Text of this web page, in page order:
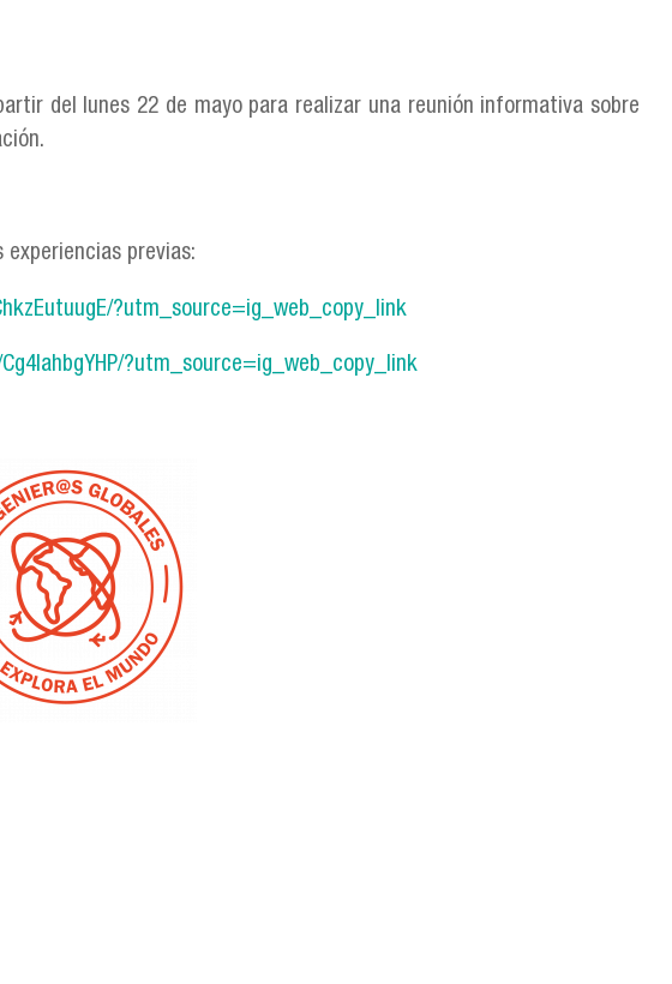
del lunes 22 de mayo para realizar una reunión informativa sobre
experiencias previas:
?utm_source=ig_web_copy_link
?utm_source=ig_web_copy_link